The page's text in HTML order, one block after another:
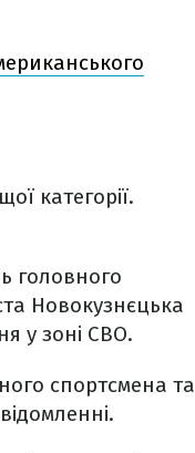
категорії.
головного
Новокузнєцька
у зоні СВО.
спортсмена та